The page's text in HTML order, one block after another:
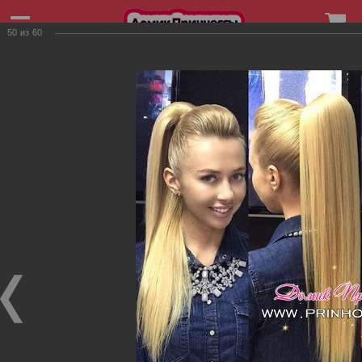
+7 (906) 253-43-48
Фотографии товаров Фото клиентоа
Фото клиентоа
15.08.2019
50 из 60